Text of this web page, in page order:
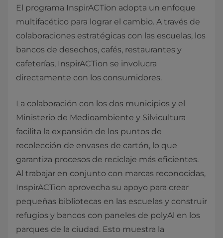
El programa InspirACTion adopta un enfoque
multifacético para lograr el cambio. A través de
colaboraciones estratégicas con las escuelas, los
bancos de desechos, cafés, restaurantes y
cafeterías, InspirACTion se involucra
directamente con los consumidores.
La colaboración con los dos municipios y el
Ministerio de Medioambiente y Silvicultura
facilita la expansión de los puntos de
recolección de envases de cartón, lo que
garantiza procesos de reciclaje más eficientes.
Al trabajar en conjunto con marcas reconocidas,
InspirACTion aprovecha su apoyo para crear
pequeñas bibliotecas en las escuelas y construir
refugios y bancos con paneles de polyAl en los
parques de la ciudad. Esto muestra la